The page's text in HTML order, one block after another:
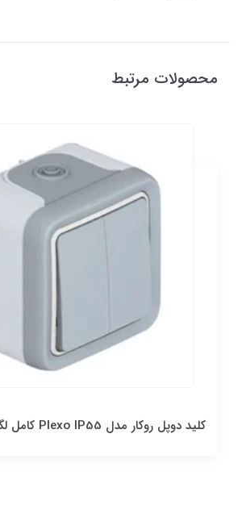
محصولات مرتبط
کليد دوپل روکار مدل Plexo IP55 کامل لگراند